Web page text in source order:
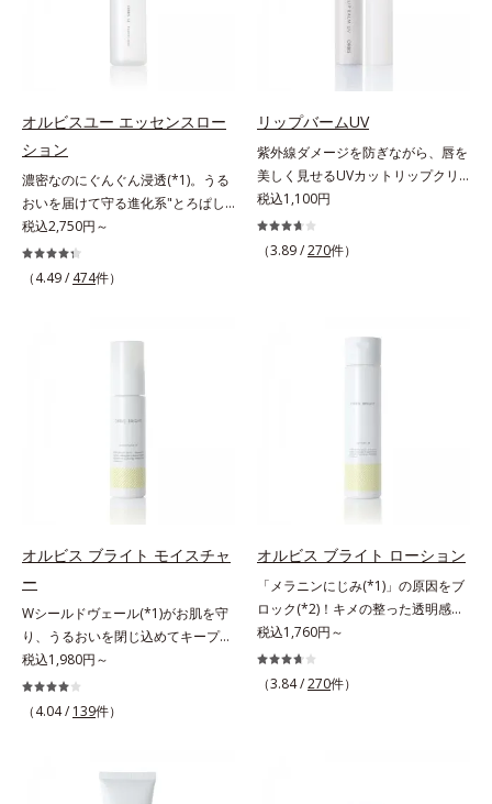
オルビスユー エッセンスロー
ション
濃密なのにぐんぐん浸透(*1)。うる
おいを届けて守る進化系"とろぱし
ゃ"ローション。7000種を超える成
分から厳選し、「うるおいの質
(*1)」に着目した初期エイジングケ
ーチする初期エイジングケアシリー
れ防止有効成分として、「DF-パン
テノール(*3)」を国内唯一(*4)、高
濃度で配合。角層のバリア機能にア
にゆらがない肌を叶えます。そし
成分「MCアクティベーター
(*5)」。肌のうるおいを引き出し・
高めて、ハリ感あふれる肌へと導き
ます。うるおいに満ちたゆらがない
肌をご体感いただくために設計され
た3ステップで、いつも力強く美し
ている状態*2 年齢に応じたお手入
税込2,750円～
（4.49 / 474件）
リップバームUV
紫外線ダメージを防ぎながら、唇を
美しく見せるUVカットリップクリ
ーム。UV対策を忘れがちな唇に。
紫外線をカットしながら、顔色をパ
ッと明るく見せるUVカットリップ
SPF25・PA++のUVカット効果のあ
るリップクリームで、顔だけでなく
種類の保湿成分（加水分解コラーゲ
いるから、カサつき・くすみ(*)など
ち。通常色は、どんな肌色にも似合
うカラーで、唇を美しく魅せながら
ケアします。マスクに色移りしにく
いので、気兼ねなく使えます。口紅
の下地としてもおすすめです。
税込1,100円
（3.89 /270件）
オルビス ブライト モイスチャ
ー
Wシールドヴェール(*1)がお肌を守
り、うるおいを閉じ込めてキープす
る美白(*2)保湿液。業界初(*3)知見
「メラニンの第三のルート」である
「横のひろがり」に着目して、全方
てしまった紫外線ダメージをきっか
けに、肌深く(*6)では「メラニンに
税込1,980円～
（4.04 / 139件）
オルビス ブライト ローション
「メラニンにじみ(*1)」の原因をブ
ロック(*2)！キメの整った透明感
(*3)のある肌印象へ導く美白(*2)化
粧水。業界初(*4)知見「メラニンの
第三のルート」である「横のひろが
税込1,760円～
（3.84 /270件）